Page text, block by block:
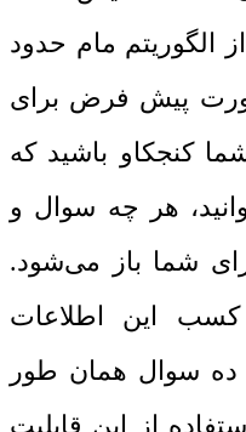
الگوریتم مام حدود
پیش ‌فرض برای
کنجکاو باشید که
هر چه سوال و
شما باز می‌شود.
کسب این اطلاعات
ده سوال همان‌ طور
از این قابلیت